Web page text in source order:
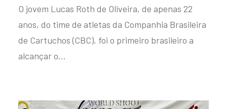
O jovem Lucas Roth de Oliveira, de apenas 22
anos, do time de atletas da Companhia Brasileira
de Cartuchos (CBC), foi o primeiro brasileiro a
alcançar o…